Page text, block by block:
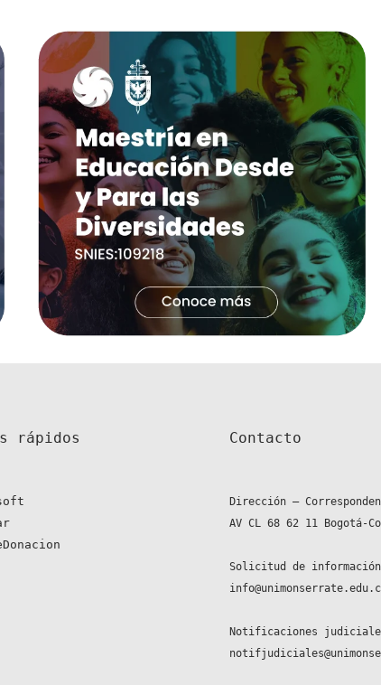
rápidos Contacto
Dirección –
AV CL 68 62 11 Bogotá-
Solicitud de información
Notificaciones